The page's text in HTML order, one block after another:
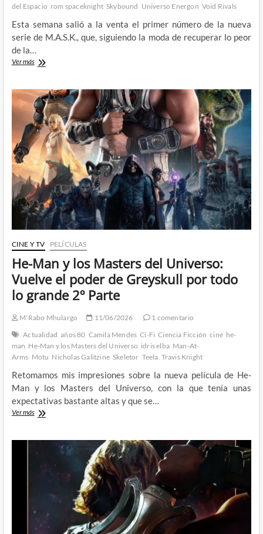
del Espacio rom spaceknight Skybound Universo Energon Void Rivals
Esta semana salió a la venta el primer número de la nueva
serie de M.A.S.K., que, siguiendo la moda de recuperar lo peor
de la…
Ver másLlega
Energon
de
Robert
Kirkman
un
héroe
legendario
CINE Y TV PELÍCULAS
He-Man y los Masters del Universo:
Vuelve el poder de Greyskull por todo
lo grande 2º Parte
M'Rabo Mhulargo 11/06/2026
1 comentario
Actualidad años 80 Camila Mendes Ci-Fi Ciencia Ficción cine he-
man He-Man y los Masters del Universo idris elba Man-At-
Arms Motu Nicholas Galitzine Skeletor Teela Travis Knight
Retomamos mis impresiones sobre la nueva película de He-
Man y los Masters del Universo, con la que tenía unas
expectativas bastante altas y que se…
Ver másHe-
del
Universo:
Greyskull